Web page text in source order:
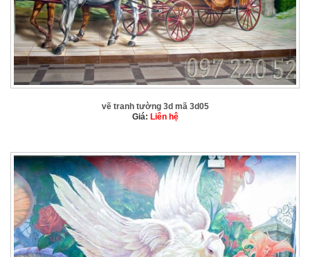
vẽ tranh tường 3d mã 3d05
Giá: Liên hệ